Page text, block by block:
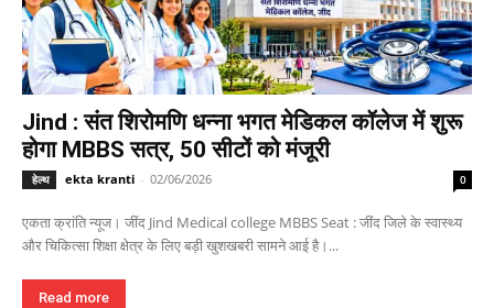
Jind : संत शिरोमणि धन्ना भगत मेडिकल कॉलेज में शुरू
होगा MBBS सत्र, 50 सीटों को मंजूरी
हेल्थ ekta kranti - 02/06/2026 0
एकता क्रांति न्यूज। जींद Jind Medical college MBBS Seat : जींद जिले के स्वास्थ्य
और चिकित्सा शिक्षा क्षेत्र के लिए बड़ी खुशखबरी सामने आई है।...
Read more